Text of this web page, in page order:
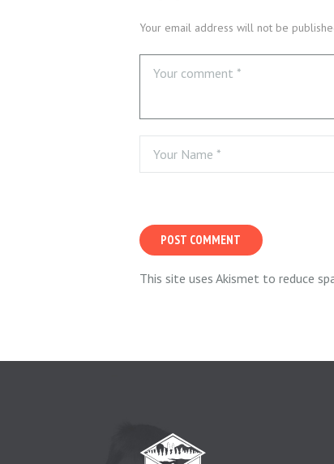
Your email address will not be
This site uses Akismet to reduce